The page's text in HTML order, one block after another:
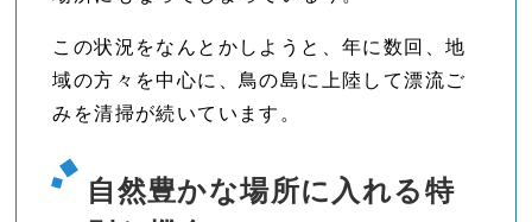
この状況をなんとかしようと、年に数回、地
域の方々を中心に、鳥の島に上陸して漂流ご
みを清掃が続いています。
自然豊かな場所に入れる特